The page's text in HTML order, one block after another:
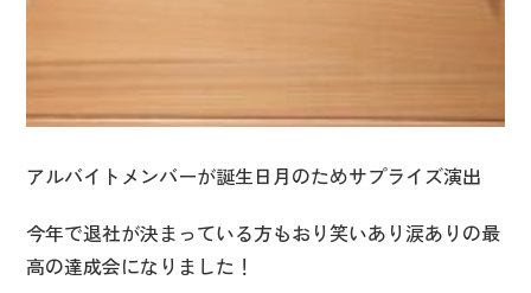
アルバイトメンバーが誕生日月のためサプライズ演出
今年で退社が決まっている方もおり笑いあり涙ありの最
高の達成会になりました！